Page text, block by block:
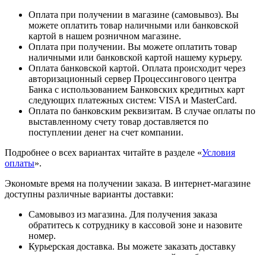
Оплата при получении в магазине (самовывоз). Вы
можете оплатить товар наличными или банковской
картой в нашем розничном магазине.
Оплата при получении. Вы можете оплатить товар
наличными или банковской картой нашему курьеру.
Оплата банковской картой. Оплата происходит через
авторизационный сервер Процессингового центра
Банка с использованием Банковских кредитных карт
следующих платежных систем: VISA и MasterCard.
Оплата по банковским реквизитам. В случае оплаты по
выставленному счету товар доставляется по
поступлении денег на счет компании.
Подробнее о всех вариантах читайте в разделе «Условия
оплаты».
Экономьте время на получении заказа. В интернет-магазине
доступны различные варианты доставки:
Самовывоз из магазина. Для получения заказа
обратитесь к сотруднику в кассовой зоне и назовите
номер.
Курьерская доставка. Вы можете заказать доставку